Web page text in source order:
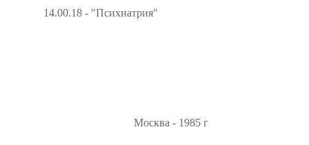
14.00.18 - "Психиатрия"
Москва - 1985 г